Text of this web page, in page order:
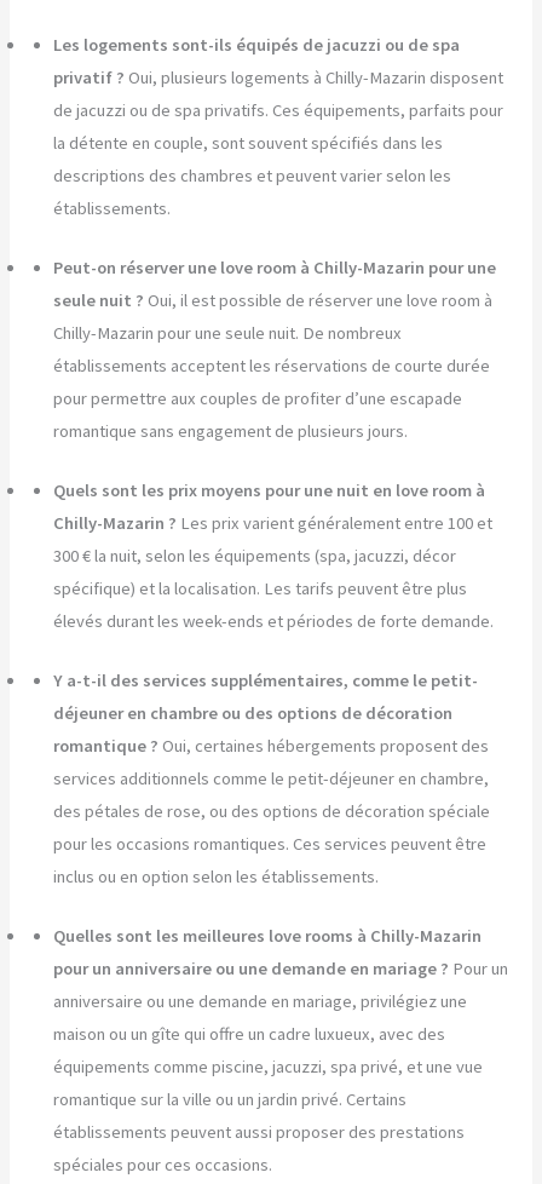
Les logements sont-ils équipés de jacuzzi ou de spa
privatif ? Oui, plusieurs logements à Chilly-Mazarin disposent
de jacuzzi ou de spa privatifs. Ces équipements, parfaits pour
la détente en couple, sont souvent spécifiés dans les
descriptions des chambres et peuvent varier selon les
établissements.
Peut-on réserver une love room à Chilly-Mazarin pour une
seule nuit ? Oui, il est possible de réserver une love room à
Chilly-Mazarin pour une seule nuit. De nombreux
établissements acceptent les réservations de courte durée
pour permettre aux couples de profiter d’une escapade
romantique sans engagement de plusieurs jours.
Quels sont les prix moyens pour une nuit en love room à
Chilly-Mazarin ? Les prix varient généralement entre 100 et
300 € la nuit, selon les équipements (spa, jacuzzi, décor
spécifique) et la localisation. Les tarifs peuvent être plus
élevés durant les week-ends et périodes de forte demande.
Y a-t-il des services supplémentaires, comme le petit-
déjeuner en chambre ou des options de décoration
romantique ? Oui, certaines hébergements proposent des
services additionnels comme le petit-déjeuner en chambre,
des pétales de rose, ou des options de décoration spéciale
pour les occasions romantiques. Ces services peuvent être
inclus ou en option selon les établissements.
Quelles sont les meilleures love rooms à Chilly-Mazarin
pour un anniversaire ou une demande en mariage ? Pour un
anniversaire ou une demande en mariage, privilégiez une
maison ou un gîte qui offre un cadre luxueux, avec des
équipements comme piscine, jacuzzi, spa privé, et une vue
romantique sur la ville ou un jardin privé. Certains
établissements peuvent aussi proposer des prestations
spéciales pour ces occasions.